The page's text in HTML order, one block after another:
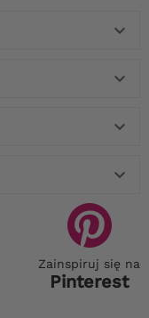




Zainspiruj się na
Pinterest